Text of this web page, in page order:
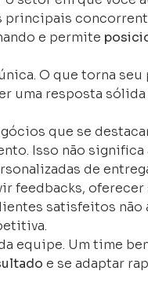
e permite
O que torna
uma resposta
que se
Isso não significa
de
feedbacks,
satisfeitos não
equipe. Um time
e se adaptar